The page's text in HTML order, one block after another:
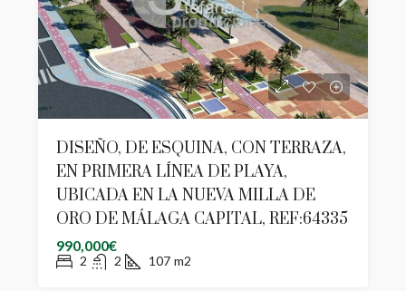
DISEÑO, DE ESQUINA, CON TERRAZA,
EN PRIMERA LÍNEA DE PLAYA,
UBICADA EN LA NUEVA MILLA DE
ORO DE MÁLAGA CAPITAL, REF:64335
990,000€
2 2 107 m2